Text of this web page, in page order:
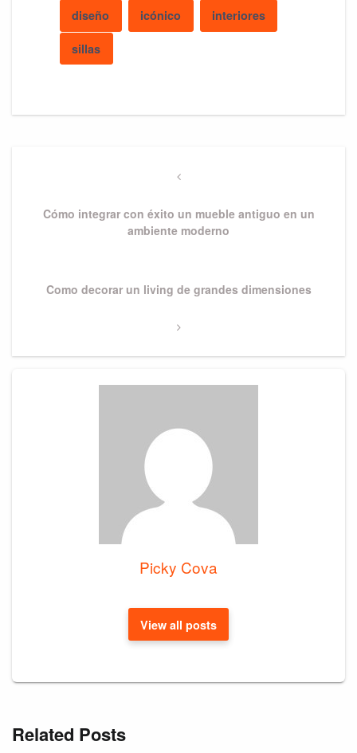
diseño icónico interiores
sillas
Previous
Cómo integrar con éxito un mueble antiguo en un
ambiente moderno
Next
Como decorar un living de grandes dimensiones
Picky Cova
View all posts
Related Posts